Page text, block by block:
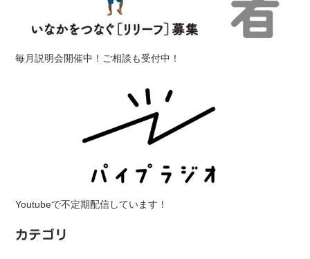
毎月説明会開催中！ご相談も受付中！
Youtubeで不定期配信しています！
カテゴリ